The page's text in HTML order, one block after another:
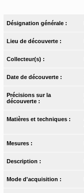
Désignation générale :
Lieu de découverte :
Collecteur(s) :
Date de découverte :
Précisions sur la
découverte :
Matières et techniques :
Mesures :
Description :
Mode d'acquisition :